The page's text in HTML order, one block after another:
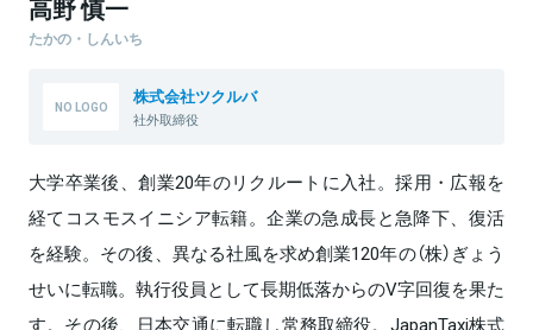
高野 慎一
たかの・しんいち
株式会社ツクルバ
社外取締役
大学卒業後、創業20年のリクルートに入社。採用・広報を
経てコスモスイニシア転籍。企業の急成長と急降下、復活
を経験。その後、異なる社風を求め創業120年の（株）ぎょう
せいに転職。執行役員として長期低落からのV字回復を果た
す。その後、日本交通に転職し常務取締役。JapanTaxi株式